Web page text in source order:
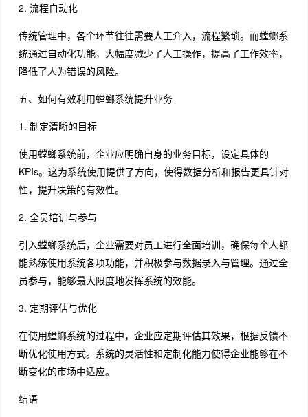
2. 流程自动化
传统管理中，各个环节往往需要人工介入，流程繁琐。而螳螂系
统通过自动化功能，大幅度减少了人工操作，提高了工作效率，
降低了人为错误的风险。
五、如何有效利用螳螂系统提升业务
1. 制定清晰的目标
使用螳螂系统前，企业应明确自身的业务目标，设定具体的
KPIs。这为系统使用提供了方向，使得数据分析和报告更具针对
性，提升决策的有效性。
2. 全员培训与参与
引入螳螂系统后，企业需要对员工进行全面培训，确保每个人都
能熟练使用系统各项功能，并积极参与数据录入与管理。通过全
员参与，能够最大限度地发挥系统的效能。
3. 定期评估与优化
在使用螳螂系统的过程中，企业应定期评估其效果，根据反馈不
断优化使用方式。系统的灵活性和定制化能力使得企业能够在不
断变化的市场中适应。
结语